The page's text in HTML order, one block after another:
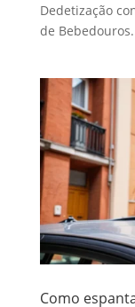
Dedetização
de
Como